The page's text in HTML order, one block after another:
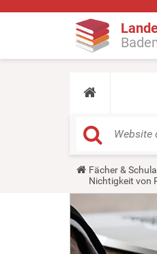
Y
u
r
e
h
e
Fächer &
Nichtigkeit von